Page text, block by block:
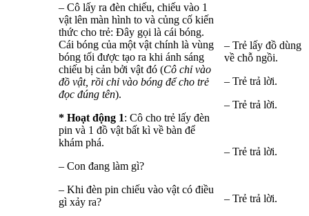
– Cô lấy ra đèn chiếu, chiếu vào 1
vật lên màn hình to và củng cố kiến
thức cho trẻ: Đây gọi là cái bóng.
Cái bóng của một vật chính là vùng
bóng tối được tạo ra khi ánh sáng
chiếu bị cản bởi vật đó (Cô chỉ vào
đồ vật, rồi chỉ vào bóng để cho trẻ
đọc đúng tên).
* Hoạt động 1: Cô cho trẻ lấy đèn
pin và 1 đồ vật bất kì về bàn để
khám phá.
– Con đang làm gì?
– Khi đèn pin chiếu vào vật có điều
gì xảy ra?
– Trẻ lấy đồ dùng
về chỗ ngồi.
– Trẻ trả lời.
– Trẻ trả lời.
– Trẻ trả lời.
– Trẻ trả lời.